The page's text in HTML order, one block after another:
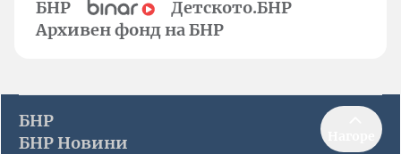
БНР
Детското.БНР
Архивен фонд на БНР
БНР
БНР Новини